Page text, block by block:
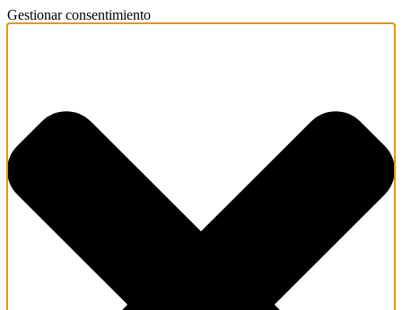
Gestionar consentimiento